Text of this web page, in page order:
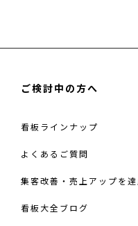
ー
ョ
サ
ン・
コ
ほ
ご検討中の方へ
看板ラインナップ
よくあるご質問
集客改善・売上アップを
看板大全ブログ